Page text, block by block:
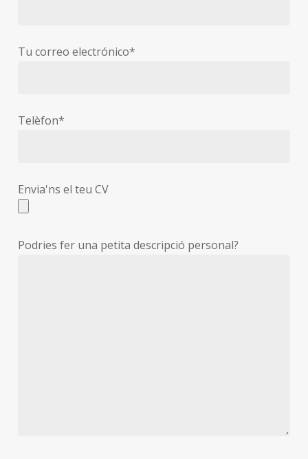
Tu correo electrónico*
Telèfon*
Envia'ns el teu CV
Podries fer una petita descripció personal?